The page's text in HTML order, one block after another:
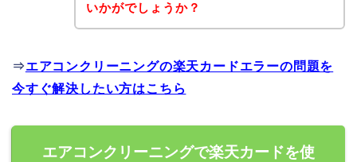
いかがでしょうか？
⇒エアコンクリーニングの楽天カードエラーの問題を
今すぐ解決したい方はこちら
エアコンクリーニングで楽天カードを使